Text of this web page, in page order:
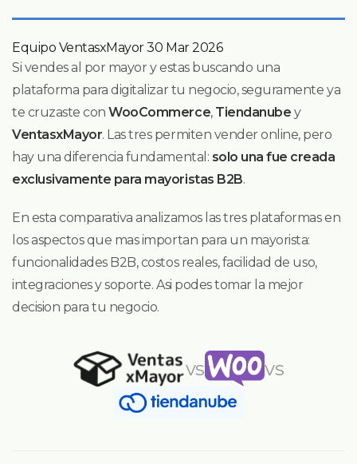
Equipo VentasxMayor30 Mar 2026
Si vendes al por mayor y estas buscando una
plataforma para digitalizar tu negocio, seguramente ya
te cruzaste conWooCommerce, Tiendanube y
VentasxMayor. Las tres permiten vender online, pero
hay una diferencia fundamental: solo una fue creada
exclusivamente para mayoristas B2B.
En esta comparativa analizamos las tres plataformas en
los aspectos que mas importan para un mayorista:
funcionalidades B2B, costos reales, facilidad de uso,
integraciones y soporte. Asi podes tomar la mejor
decision para tu negocio.
vs vs